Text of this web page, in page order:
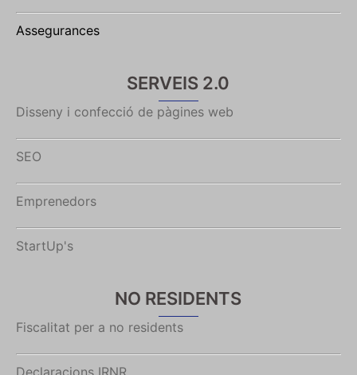
Assegurances
SERVEIS 2.0
Disseny i confecció de pàgines web
SEO
Emprenedors
StartUp's
NO RESIDENTS
Fiscalitat per a no residents
Declaracions IRNR